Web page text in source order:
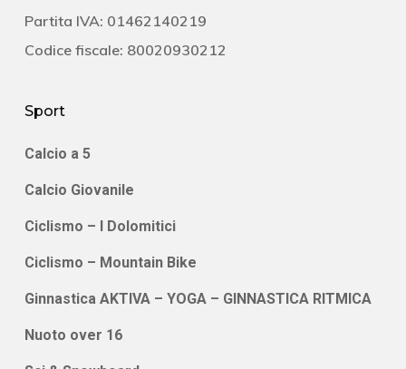
Partita IVA: 01462140219
Codice fiscale: 80020930212
Sport
Calcio a 5
Calcio Giovanile
Ciclismo – I Dolomitici
Ciclismo – Mountain Bike
Ginnastica AKTIVA – YOGA – GINNASTICA RITMICA
Nuoto over 16